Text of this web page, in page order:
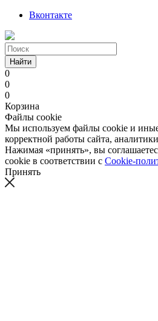
Вконтакте
Найти
0
0
0
Корзина
Файлы cookie
Мы используем файлы cookie и
корректной работы сайта,
Нажимая «принять», вы
cookie в соответствии с Cookie-
Принять